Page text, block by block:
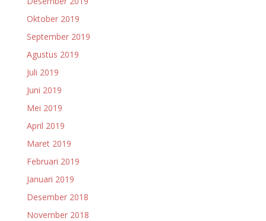
Oktober 2019
September 2019
Agustus 2019
Juli 2019
Juni 2019
Mei 2019
April 2019
Maret 2019
Februari 2019
Januari 2019
Desember 2018
November 2018